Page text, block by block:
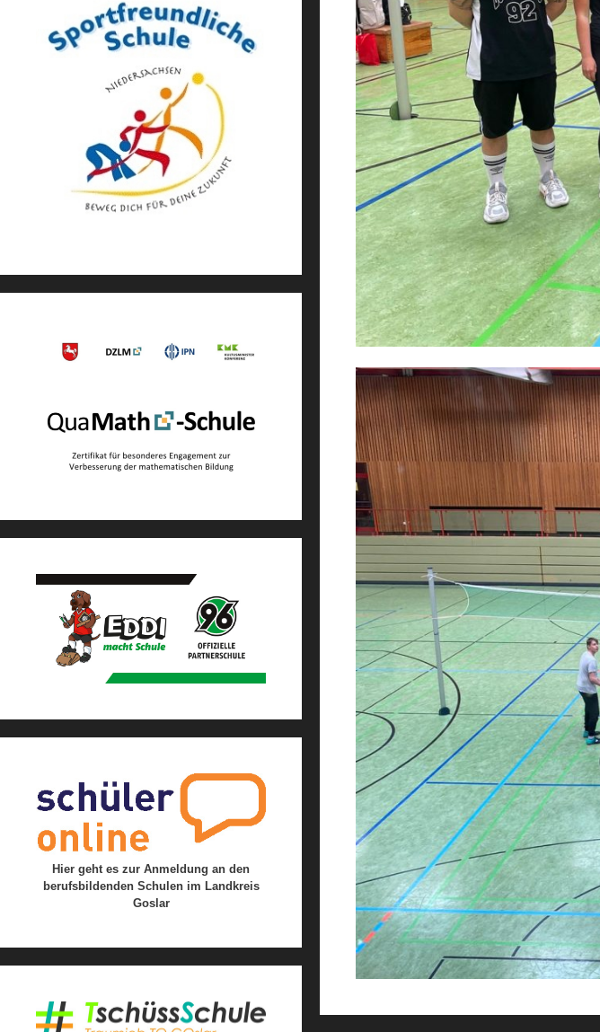
Hier geht es zur Anmeldung an den
berufsbildenden Schulen im Landkreis
Goslar